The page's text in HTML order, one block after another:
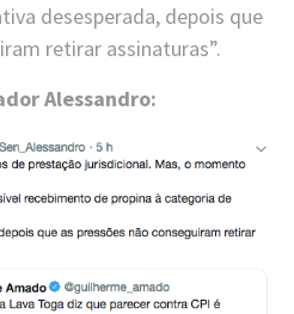
desesperada, depois que
retirar assinaturas”.
Alessandro: